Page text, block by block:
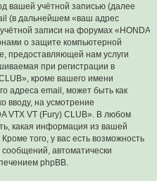
вашей учётной записью (далее
(в дальнейшем «ваш адрес
записи на форумах «HONDA
о защите компьютерной
предоставляющей нам услуги
при регистрации в
кроме вашего имени
адреса email, может быть как
вводу, на усмотрение
VTX VT (Fury) CLUB». В любом
какая информация из вашей
того, у вас есть возможность
сообщений, автоматически
phpBB.